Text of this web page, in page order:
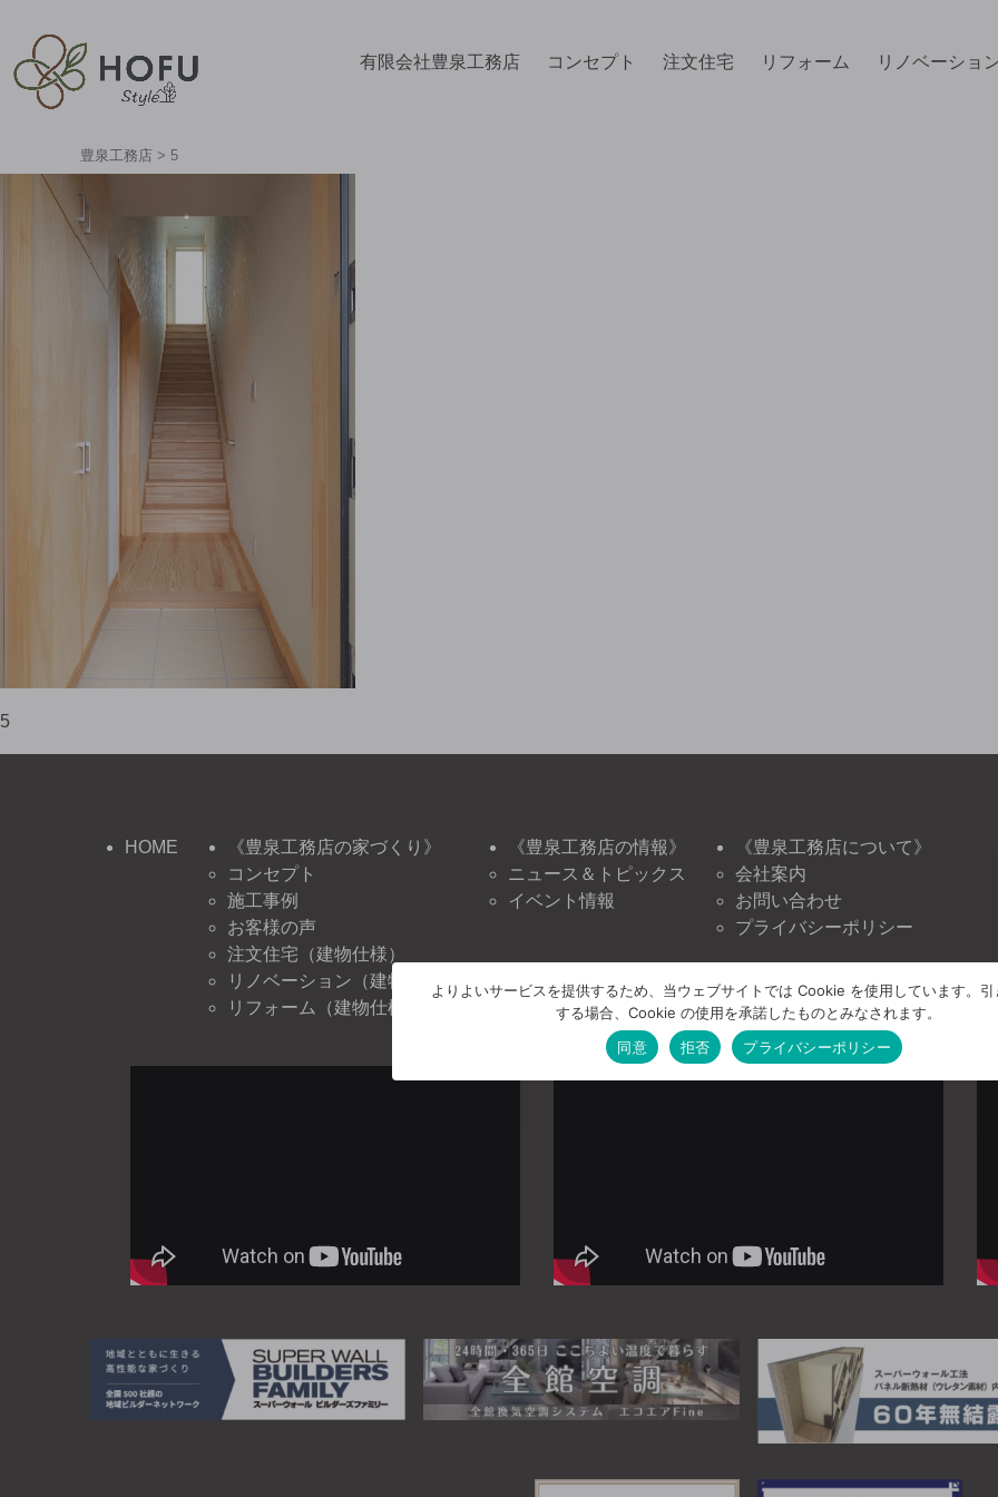
有限会社豊泉工務店 コンセプト 注文住宅 リフォーム リノベーショ
豊泉工務店 > 5
5
HOME
《豊泉工務店の家づくり》
コンセプト
施工事例
お客様の声
注文住宅（建物仕様）
リノベーション（建物仕様）
リフォーム（建物仕様）
《豊泉工務店の情報》
ニュース＆トピックス
イベント情報
《豊泉工務店について》
会社案内
お問い合わせ
プライバシーポリシー
よりよいサービスを提供するため、当ウェブサイトでは Cookie を使用しています。引
する場合、Cookie の使用を承諾したものとみなされます。
同意
拒否 プライバシーポリシー